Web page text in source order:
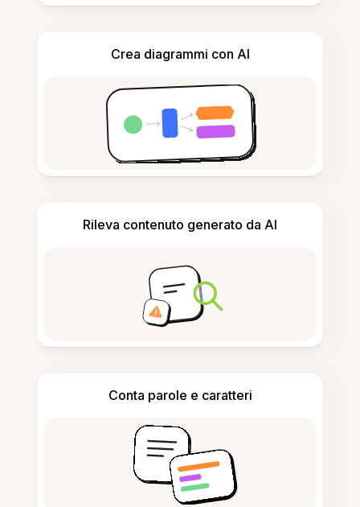
Crea diagrammi con AI
Rileva contenuto generato da AI
Conta parole e caratteri